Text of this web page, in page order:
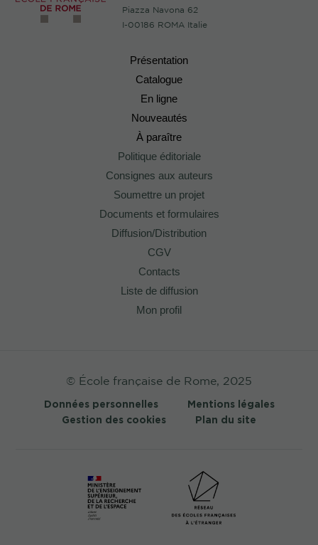
Piazza Navona 62
I-00186 ROMA Italie
Présentation
Catalogue
En ligne
Nouveautés
À paraître
Politique éditoriale
Consignes aux auteurs
Soumettre un projet
Documents et formulaires
Diffusion/Distribution
CGV
Contacts
Liste de diffusion
Mon profil
© École française de Rome, 2025
Données personnelles
Mentions légales
Gestion des cookies
Plan du site